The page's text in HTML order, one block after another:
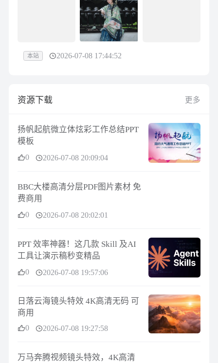
本站 2026-07-08 17:44:52
资源下载 更多
扬帆起航微立体炫彩工作总结PPT
模板
0 2026-07-08 20:09:04
BBC大楼高清分层PDF图片素材 免
费商用
0 2026-07-08 20:02:01
PPT 效率神器！这几款 Skill 及AI
工具让演示稿秒变精品
0 2026-07-08 19:57:06
日落云海镜头特效 4K高清无码 可
商用
0 2026-07-08 19:27:58
万马奔腾视频镜头特效，4K高清